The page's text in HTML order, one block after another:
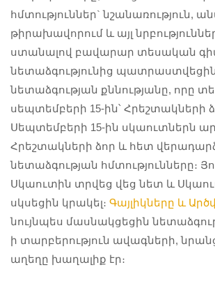
հմտություններ` նշանառություն,
թիրախավորում և այլ
ստանալով բավարար տեսական
նետաձգությունից պատրաստվեցին
նետաձգության քննությանը, որը
սեպտեմբերի 15-ին՝ Հրեշտակների
Սեպտեմբերի 15-ին սկաուտներն
Հրեշտակների ձոր և հետ
նետաձգության հմտությունները։
Սկաուտին տրվեց վեց նետ և
սկսեցին կրակել։ Գայլիկները և
նույնպես մասնակցեցին
ի տարբերություն ավագների,
աղեղը խաղալիք էր։